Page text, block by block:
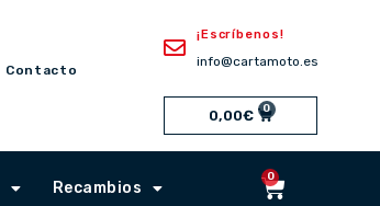
Contacto
¡Escríbenos!
info@cartamoto.es
0,00€ 0Cart
Recambios
0